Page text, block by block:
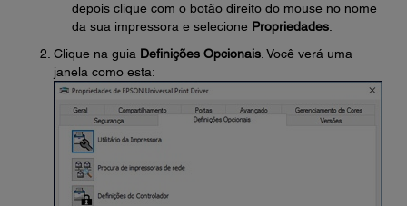
depois clique com o botão direito do mouse no nome
da sua impressora e selecione Propriedades
Clique na guia Definições Opcionais . Você verá uma
janela como esta: